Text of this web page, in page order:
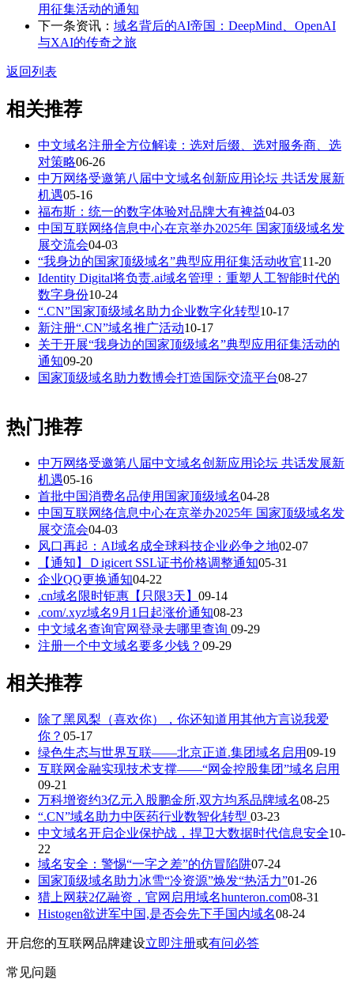
用征集活动的通知
下一条资讯： 域名背后的AI帝国：DeepMind、OpenAI
与XAI的传奇之旅
返回列表
相关推荐
中文域名注册全方位解读：选对后缀、选对服务商、选
对策略06-26
中万网络受邀第八届中文域名创新应用论坛 共话发展新
机遇05-16
福布斯：统一的数字体验对品牌大有裨益04-03
中国互联网络信息中心在京举办2025年 国家顶级域名发
展交流会04-03
“我身边的国家顶级域名”典型应用征集活动收官11-20
Identity Digital将负责.ai域名管理：重塑人工智能时代的
数字身份10-24
“.CN”国家顶级域名助力企业数字化转型10-17
新注册“.CN”域名推广活动10-17
关于开展“我身边的国家顶级域名”典型应用征集活动的
通知09-20
国家顶级域名助力数博会打造国际交流平台08-27
热门推荐
中万网络受邀第八届中文域名创新应用论坛 共话发展新
机遇05-16
首批中国消费名品使用国家顶级域名04-28
中国互联网络信息中心在京举办2025年 国家顶级域名发
展交流会04-03
风口再起：AI域名成全球科技企业必争之地02-07
【通知】Ｄigicert SSL证书价格调整通知05-31
企业QQ更换通知04-22
.cn域名限时钜惠【只限3天】 09-14
.com/.xyz域名9月1日起涨价通知08-23
中文域名查询官网登录去哪里查询 09-29
注册一个中文域名要多少钱？ 09-29
相关推荐
除了黑凤梨（喜欢你），你还知道用其他方言说我爱
你？ 05-17
绿色生态与世界互联——北京正道.集团域名启用09-19
互联网金融实现技术支撑——“网金控股集团”域名启用
09-21
万科增资约3亿元入股鹏金所,双方均系品牌域名08-25
“.CN”域名助力中医药行业数智化转型 03-23
中文域名开启企业保护战，捍卫大数据时代信息安全10-
22
域名安全：警惕“一字之差”的仿冒陷阱07-24
国家顶级域名助力冰雪“冷资源”焕发“热活力”01-26
猎上网获2亿融资，官网启用域名hunteron.com08-31
Histogen欲进军中国,是否会先下手国内域名08-24
开启您的互联网品牌建设立即注册或有问必答
常见问题